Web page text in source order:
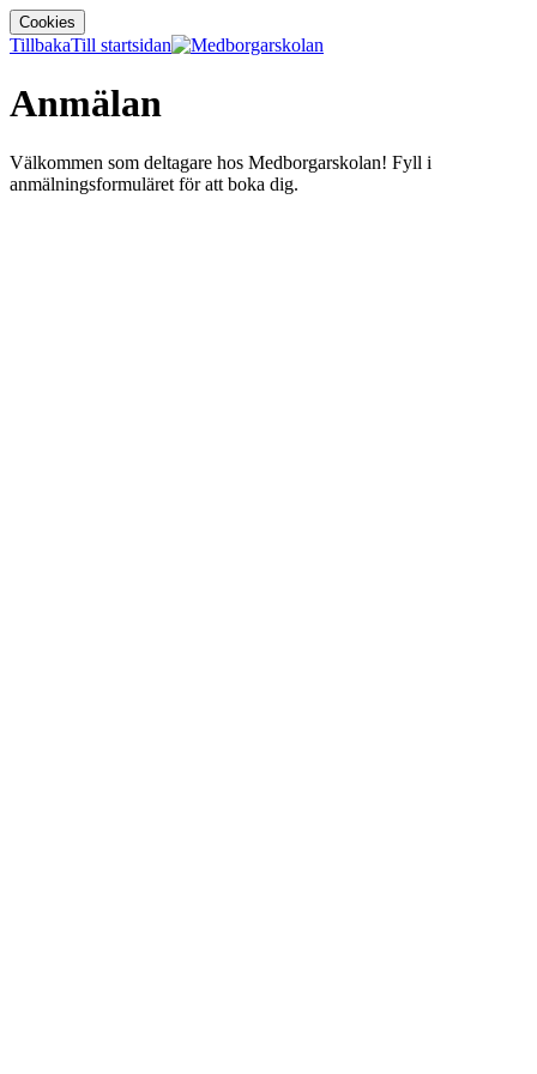
Cookies
TillbakaTill startsidan
Anmälan
Välkommen som deltagare hos Medborgarskolan! Fyll i
anmälningsformuläret för att boka dig.